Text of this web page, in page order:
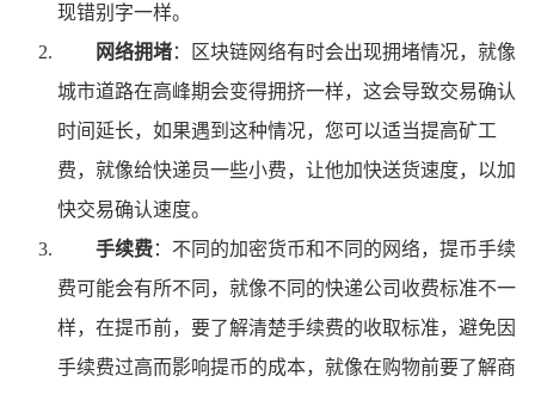
现错别字一样。
网络拥堵：区块链网络有时会出现拥堵情况，就像
城市道路在高峰期会变得拥挤一样，这会导致交易确认
时间延长，如果遇到这种情况，您可以适当提高矿工
费，就像给快递员一些小费，让他加快送货速度，以加
快交易确认速度。
手续费：不同的加密货币和不同的网络，提币手续
费可能会有所不同，就像不同的快递公司收费标准不一
样，在提币前，要了解清楚手续费的收取标准，避免因
手续费过高而影响提币的成本，就像在购物前要了解商